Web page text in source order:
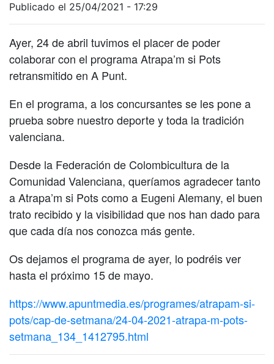
Publicado el 25/04/2021 - 17:29
Ayer, 24 de abril tuvimos el placer de poder
colaborar con el programa Atrapa’m si Pots
retransmitido en A Punt.
En el programa, a los concursantes se les pone a
prueba sobre nuestro deporte y toda la tradición
valenciana.
Desde la Federación de Colombicultura de la
Comunidad Valenciana, queríamos agradecer tanto
a Atrapa’m si Pots como a Eugeni Alemany, el buen
trato recibido y la visibilidad que nos han dado para
que cada día nos conozca más gente.
Os dejamos el programa de ayer, lo podréis ver
hasta el próximo 15 de mayo.
https://www.apuntmedia.es/programes/atrapam-si-
pots/cap-de-setmana/24-04-2021-atrapa-m-pots-
setmana_134_1412795.html